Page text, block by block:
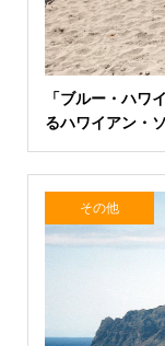
「ブルー・ハワ
るハワイアン・
その他